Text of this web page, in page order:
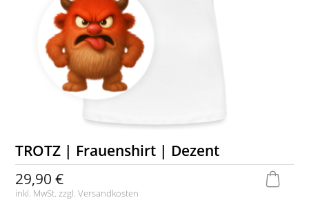
TROTZ | Frauenshirt | Dezent
29,90 €
inkl. MwSt. zzgl.Versandkosten